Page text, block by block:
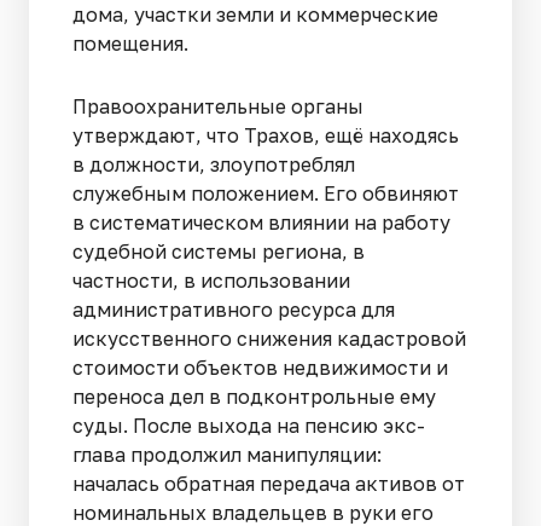
дома, участки земли и коммерческие
помещения.
Правоохранительные органы
утверждают, что Трахов, ещё находясь
в должности, злоупотреблял
служебным положением. Его обвиняют
в систематическом влиянии на работу
судебной системы региона, в
частности, в использовании
административного ресурса для
искусственного снижения кадастровой
стоимости объектов недвижимости и
переноса дел в подконтрольные ему
суды. После выхода на пенсию экс-
глава продолжил манипуляции:
началась обратная передача активов от
номинальных владельцев в руки его